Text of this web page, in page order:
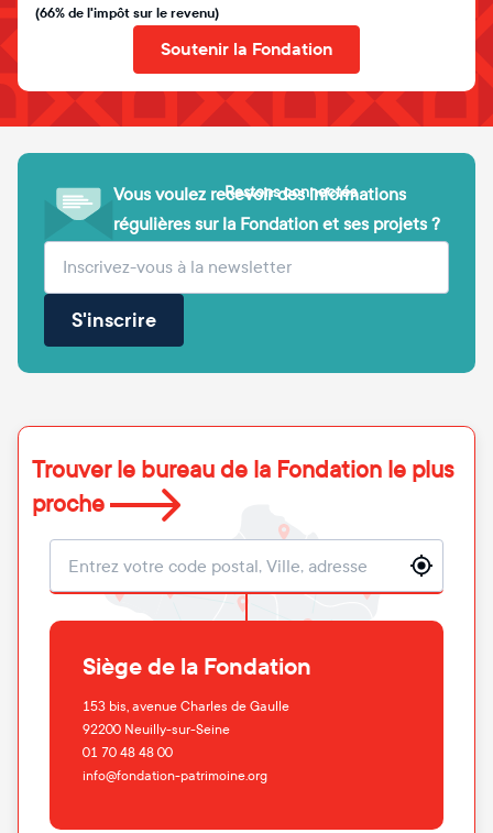
(66% de l'impôt sur le revenu)
Soutenir la Fondation
Vous voulez recevoir des informations
régulières sur la Fondation et ses projets ?
Votre adresse e-mail (obligatoire)
S'inscrire
Restons connectés
Trouver le bureau de la Fondation le plus
proche
Localisation
Siège de la Fondation
153 bis, avenue Charles de Gaulle
92200 Neuilly-sur-Seine
01 70 48 48 00
info@fondation-patrimoine.org